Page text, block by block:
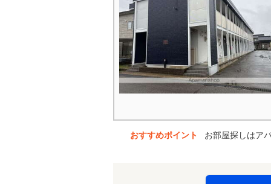
おすすめポイント お部屋探しはア